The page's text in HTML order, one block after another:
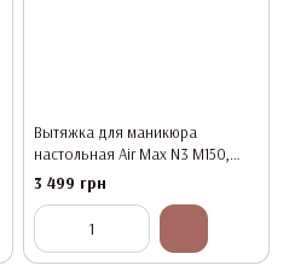
Вытяжка для маникюра
настольная Air Max N3 M150,
60Вт, Белый корпус, Белая
подушка
3 499 грн